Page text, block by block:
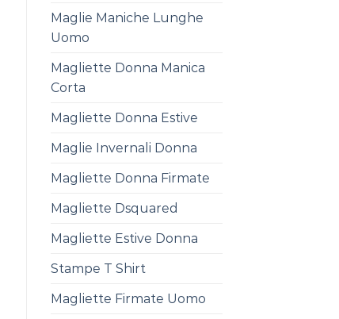
Maglie Maniche Lunghe
Uomo
Magliette Donna Manica
Corta
Magliette Donna Estive
Maglie Invernali Donna
Magliette Donna Firmate
Magliette Dsquared
Magliette Estive Donna
Stampe T Shirt
Magliette Firmate Uomo